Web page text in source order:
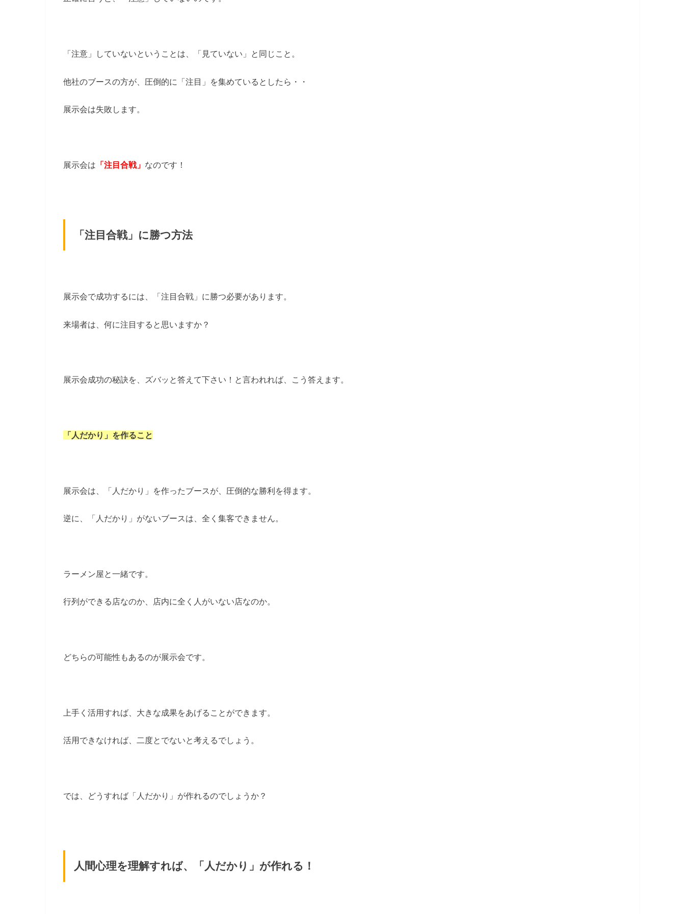
「注意」していないということは、「見ていない」と同じこと。
他社のブースの方が、圧倒的に「注目」を集めているとしたら・・
展示会は失敗します。
展示会は 「注目合戦」 なのです！
「注目合戦」に勝つ方法
展示会で成功するには、「注目合戦」に勝つ必要があります。
来場者は、何に注目すると思いますか？
展示会成功の秘訣を、ズバッと答えて下さい！と言われれば、こう答えます。
「人だかり」を作ること
展示会は、「人だかり」を作ったブースが、圧倒的な勝利を得ます。
逆に、「人だかり」がないブースは、全く集客できません。
ラーメン屋と一緒です。
行列ができる店なのか、店内に全く人がいない店なのか。
どちらの可能性もあるのが展示会です。
上手く活用すれば、大きな成果をあげることができます。
活用できなければ、二度とでないと考えるでしょう。
では、どうすれば「人だかり」が作れるのでしょうか？
人間心理を理解すれば、「人だかり」が作れる！